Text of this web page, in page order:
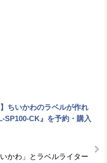
ちいかわのラベルが作れ
SP100-CK』を予約・購入
かわ」とラベルライター